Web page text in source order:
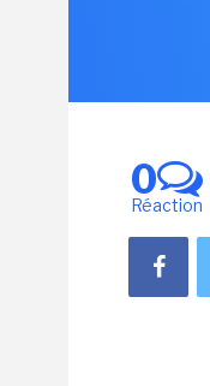
0
Réaction